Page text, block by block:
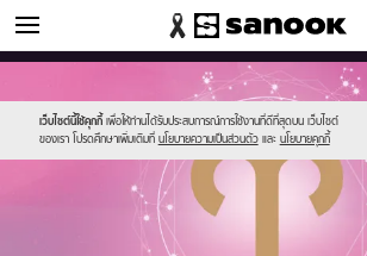
ดูดวง
เว็บไซต์นี้ใช้คุกกี้ เพื่อให้ท่านได้รับประสบการณ์การใช้งานที่ดีที่สุดบน เว็บไซต์
ของเรา โปรดศึกษาเพิ่มเติมที่ นโยบายความเป็นส่วนตัว และ นโยบายคุกกี้
//s.isanook.com/sr/0/images/logo-
new-
sanook.png
//s.isanook.com/ho/0/ud/fxd/love/aries.png